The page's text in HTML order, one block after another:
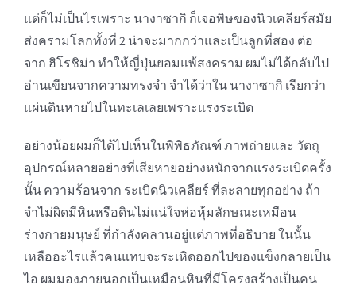
แต่ก็ไม่เป็นไรเพราะ นางาซากิ ก็เจอพิษของนิวเคลียร์สมัย
ส่งครามโลกทั้งที่ 2 น่าจะมากกว่าและเป็นลูกที่สอง ต่อ
จาก ฮิโรชิม่า ทำให้ญี่ปุ่นยอมแพ้สงคราม ผมไม่ได้กลับไป
อ่านเขียนจากความทรงจำ จำได้ว่าใน นางาซากิ เรียกว่า
แผ่นดินหายไปในทะเลเลยเพราะแรงระเบิด
อย่างน้อยผมก็ได้ไปเห็นในพิพิธภัณฑ์ ภาพถ่ายและ วัตถุ
อุปกรณ์หลายอย่างที่เสียหายอย่างหนักจากแรงระเบิดครั้ง
นั้น ความร้อนจาก ระเบิดนิวเคลียร์ ที่ละลายทุกอย่าง ถ้า
จำไม่ผิดมีหินหรือดินไม่แน่ใจห่อหุ้มลักษณะเหมือน
ร่างกายมนุษย์ ที่กำลังคลานอยู่แต่ภาพที่อธิบาย ในนั้น
เหลืออะไรแล้วคนแทบจะระเหิดออกไปของแข็งกลายเป็น
ไอ ผมมองภายนอกเป็นเหมือนหินที่มีโครงสร้างเป็นคน